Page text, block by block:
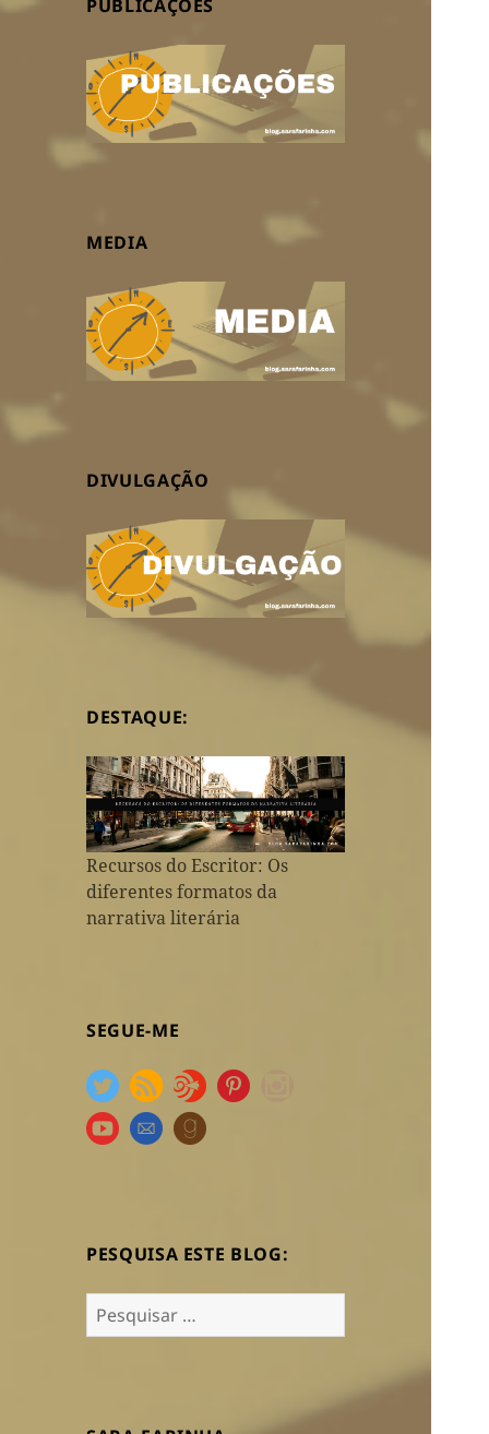
PUBLICAÇÕES
MEDIA
DIVULGAÇÃO
DESTAQUE:
Recursos do Escritor: Os
diferentes formatos da
narrativa literária
SEGUE-ME
PESQUISA ESTE BLOG:
Pesquisar
por: